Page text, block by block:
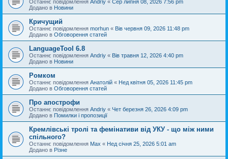
Останнє повідомлення Andriy « Сер липня 08, 2026 7:56 pm
Додано в Новини
Кричущий
Останнє повідомлення morhun « Вів червня 09, 2026 11:48 pm
Додано в Обговорення статей
LanguageTool 6.8
Останнє повідомлення Andriy « Вів травня 12, 2026 4:40 pm
Додано в Новини
Ромком
Останнє повідомлення Анатолій « Нед квітня 05, 2026 11:45 pm
Додано в Обговорення статей
Про апострофи
Останнє повідомлення Andriy « Чет березня 26, 2026 4:09 pm
Додано в Помилки і пропозиції
Кремлівські тролі та фемінативи від УКУ - що між ними
спільного?
Останнє повідомлення Max « Нед січня 25, 2026 5:01 am
Додано в Різне